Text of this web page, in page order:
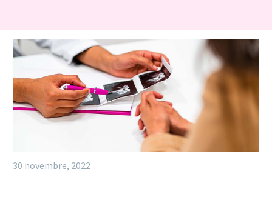
30 novembre, 2022